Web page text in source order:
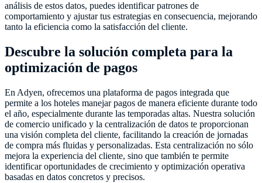
análisis de estos datos, puedes identificar patrones de
comportamiento y ajustar tus estrategias en consecuencia, mejorando
tanto la eficiencia como la satisfacción del cliente.
Descubre la solución completa para la
optimización de pagos
En Adyen, ofrecemos una plataforma de pagos integrada que
permite a los hoteles manejar pagos de manera eficiente durante todo
el año, especialmente durante las temporadas altas. Nuestra solución
de comercio unificado y la centralización de datos te proporcionan
una visión completa del cliente, facilitando la creación de jornadas
de compra más fluidas y personalizadas. Esta centralización no sólo
mejora la experiencia del cliente, sino que también te permite
identificar oportunidades de crecimiento y optimización operativa
basadas en datos concretos y precisos.